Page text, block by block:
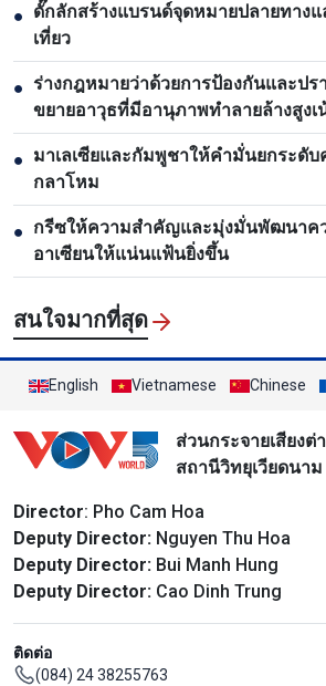
● ดั๊กลักสร้างแบรนด์จุดหมายปลายทาง
เที่ยว
● ร่างกฎหมายว่าด้วยการป้องกันและปร
ขยายอาวุธที่มีอานุภาพทำลายล้างสูงเ
หลัก
● มาเลเซียและกัมพูชาให้คำมั่นยกระดั
กลาโหม
● กรีซให้ความสำคัญและมุ่งมั่นพัฒนาค
อาเซียนให้แน่นแฟ้นยิ่งขึ้น
สนใจมากที่สุด
English Vietnamese Chinese
ส่วนกระจายเสียงต่
สถานีวิทยุเวียดนาม
Director: Pho Cam Hoa
Deputy Director: Nguyen Thu Hoa
Deputy Director: Bui Manh Hung
Deputy Director: Cao Dinh Trung
ติดต่อ
(084) 24 38255763